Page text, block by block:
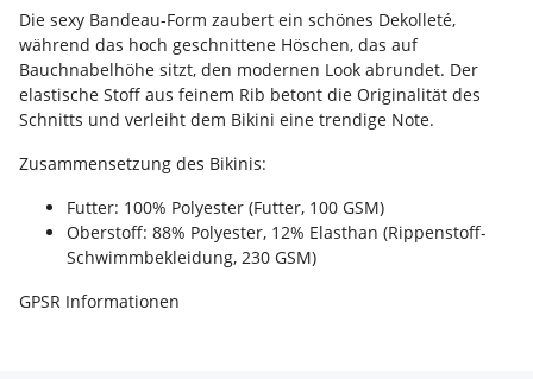
Die sexy Bandeau-Form zaubert ein schönes Dekolleté,
während das hoch geschnittene Höschen, das auf
Bauchnabelhöhe sitzt, den modernen Look abrundet. Der
elastische Stoff aus feinem Rib betont die Originalität des
Schnitts und verleiht dem Bikini eine trendige Note.
Zusammensetzung des Bikinis:
Futter: 100% Polyester (Futter, 100 GSM)
Oberstoff: 88% Polyester, 12% Elasthan (Rippenstoff-
Schwimmbekleidung, 230 GSM)
GPSR Informationen